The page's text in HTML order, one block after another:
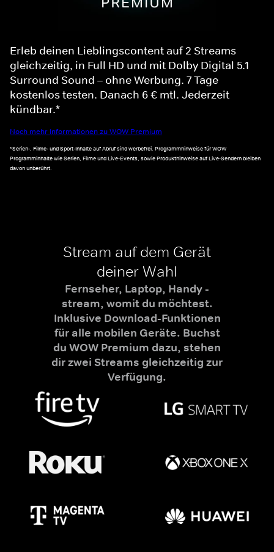
Erleb deinen Lieblingscontent auf 2 Streams
gleichzeitig, in Full HD und mit Dolby Digital 5.1
Surround Sound – ohne Werbung. 7 Tage
kostenlos testen. Danach 6 € mtl. Jederzeit
kündbar.*
Noch mehr Informationen zu WOW Premium
*Serien-, Filme- und Sport-Inhalte auf Abruf sind werbefrei. Programmhinweise für WOW
Programminhalte wie Serien, Filme und Live-Events, sowie Produkthinweise auf Live-Sendern bleiben
davon unberührt.
Stream auf dem Gerät
deiner Wahl
Fernseher, Laptop, Handy -
stream, womit du möchtest.
Inklusive Download-Funktionen
für alle mobilen Geräte. Buchst
du WOW Premium dazu, stehen
dir zwei Streams gleichzeitig zur
Verfügung.